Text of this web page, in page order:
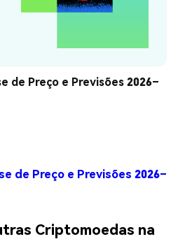
de Preço e Previsões 2026–
de Preço e Previsões 2026–
Criptomoedas na